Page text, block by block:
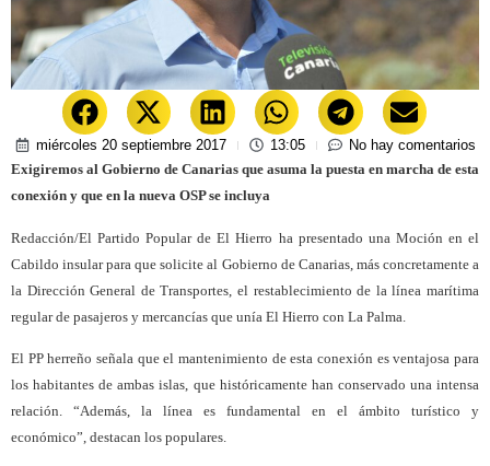
miércoles 20 septiembre 2017 13:05
No hay comentarios
Exigiremos al Gobierno de Canarias que asuma la puesta en marcha de esta
conexión y que en la nueva OSP se incluya
Redacción/El Partido Popular de El Hierro ha presentado una Moción en el
Cabildo insular para que solicite al Gobierno de Canarias, más concretamente a
la Dirección General de Transportes, el restablecimiento de la línea marítima
regular de pasajeros y mercancías que unía El Hierro con La Palma.
El PP herreño señala que el mantenimiento de esta conexión es ventajosa para
los habitantes de ambas islas, que históricamente han conservado una intensa
relación. “Además, la línea es fundamental en el ámbito turístico y
económico”, destacan los populares.